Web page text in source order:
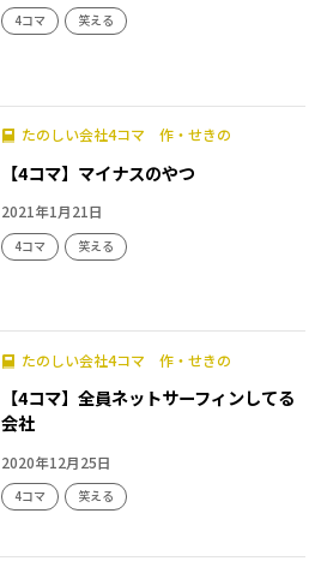
4コマ 笑える
たのしい会社4コマ 作・せきの
【4コマ】マイナスのやつ
2021年1月21日
4コマ 笑える
たのしい会社4コマ 作・せきの
【4コマ】全員ネットサーフィンしてる
会社
2020年12月25日
4コマ 笑える